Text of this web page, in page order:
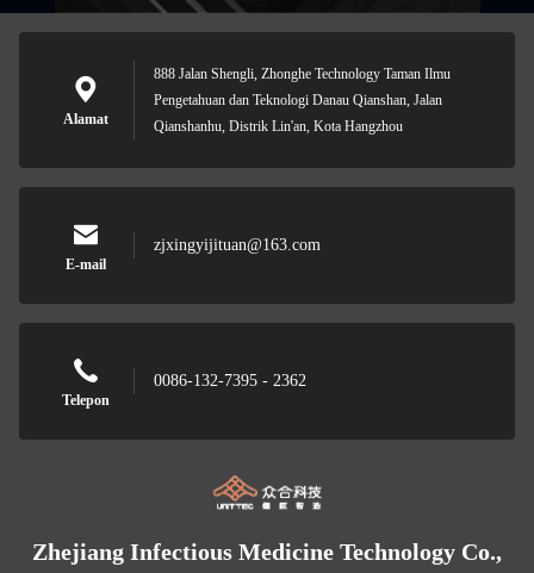
Alamat
888 Jalan Shengli, Zhonghe Technology Taman Ilmu
Pengetahuan dan Teknologi Danau Qianshan, Jalan
Qianshanhu, Distrik Lin'an, Kota Hangzhou
E-mail
zjxingyijituan@163.com
Telepon
0086-132-7395 - 2362
Zhejiang Infectious Medicine Technology Co.,